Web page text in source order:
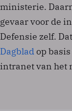
ministerie.
gevaar voor de
Defensie zelf.
Dagbladop
intranet van het